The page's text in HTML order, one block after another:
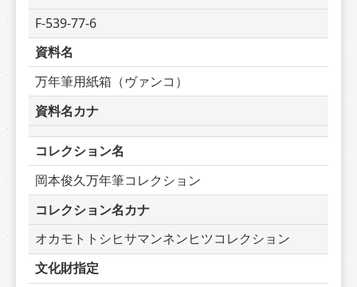
F-539-77-6
資料名
万年筆用紙箱（ヴァンコ）
資料名カナ
コレクション名
岡本俊久万年筆コレクション
コレクション名カナ
オカモトトシヒサマンネンヒツコレクション
文化財指定